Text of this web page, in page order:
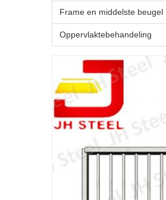
Frame en middelste beugel
Oppervlaktebehandeling